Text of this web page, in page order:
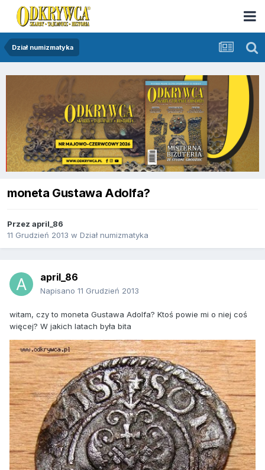
Dział numizmatyka
moneta Gustawa Adolfa?
Przez april_86
11 Grudzień 2013 w Dział numizmatyka
april_86
Napisano 11 Grudzień 2013
witam, czy to moneta Gustawa Adolfa? Ktoś powie mi o niej coś
więcej? W jakich latach była bita